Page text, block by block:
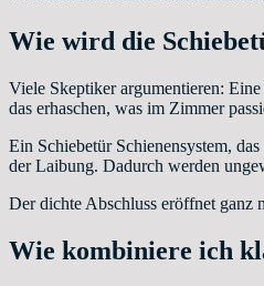
Wie wird die
Viele Skeptiker argumentieren:
das erhaschen, was im Zimmer
Ein Schiebetür Schienensystem,
der Laibung. Dadurch werden
Der dichte Abschluss eröffnet ganz
Wie kombiniere ich